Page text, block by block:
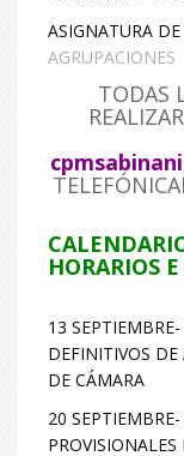
ASIGNATURA
AGRUPACIONES
TODAS
HORARIOS
13
DEFINITIVOS DE
DE CÁMARA
20
PROVISIONALES